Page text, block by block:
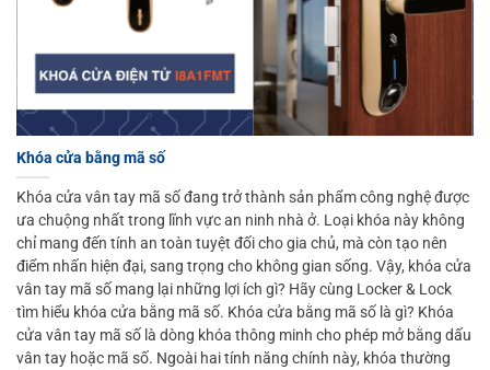
Khóa cửa bằng mã số
Khóa cửa vân tay mã số đang trở thành sản phẩm công nghệ được
ưa chuộng nhất trong lĩnh vực an ninh nhà ở. Loại khóa này không
chỉ mang đến tính an toàn tuyệt đối cho gia chủ, mà còn tạo nên
điểm nhấn hiện đại, sang trọng cho không gian sống. Vậy, khóa cửa
vân tay mã số mang lại những lợi ích gì? Hãy cùng Locker & Lock
tìm hiểu khóa cửa bằng mã số. Khóa cửa bằng mã số là gì? Khóa
cửa vân tay mã số là dòng khóa thông minh cho phép mở bằng dấu
vân tay hoặc mã số. Ngoài hai tính năng chính này, khóa thường